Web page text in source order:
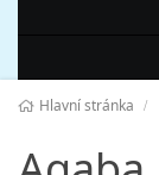
Hlavní stránka